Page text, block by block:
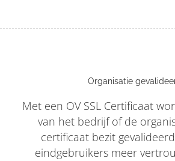
Organisatie
Met een OV SSL Certificaat
van het bedrijf of de
certificaat bezit
eindgebruikers meer